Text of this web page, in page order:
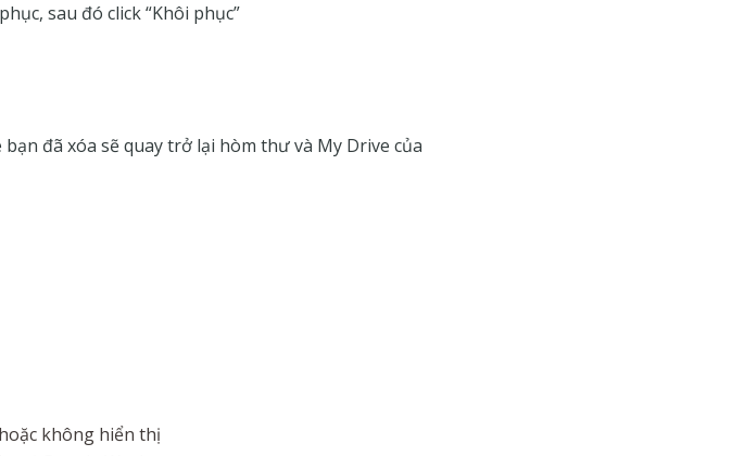
sau đó click “Khôi phục”
đã xóa sẽ quay trở lại hòm thư và My Drive của
không hiển thị